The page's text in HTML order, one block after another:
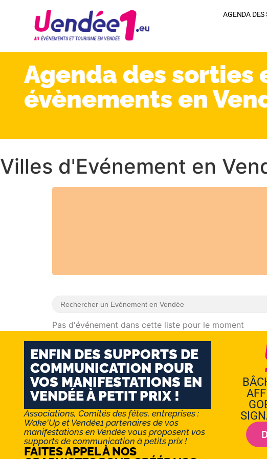
AGENDA DES
Agenda des sorties
évènements en
Villes d'Evénement en
Pas d'événement dans cette liste pour le moment
ENFIN DES SUPPORTS DE
COMMUNICATION POUR
VOS MANIFESTATIONS EN
VENDÉE À PETIT PRIX !
Associations, Comités des fêtes, entreprises :
Wake'Up et Vendée1 partenaires de vos
manifestations en Vendée vous proposent vos
supports de communication à petits prix !
FAITES APPEL À NOS